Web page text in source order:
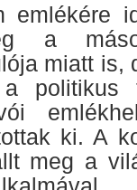
emlékére
a
miatt is,
politikus
ki. A
meg a